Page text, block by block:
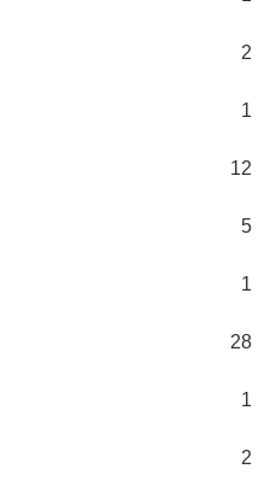
2
1
12
5
1
28
1
2